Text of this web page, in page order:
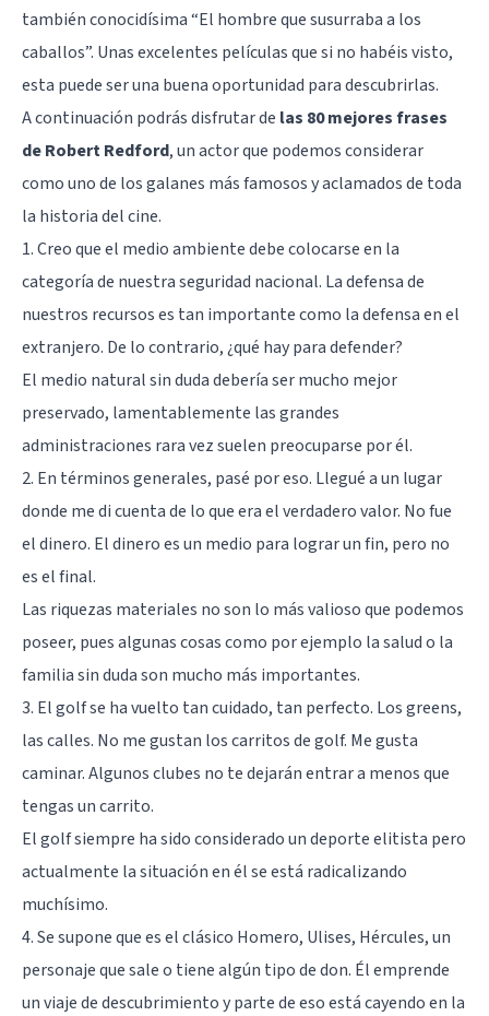
también conocidísima “El hombre que susurraba a los
caballos”. Unas excelentes películas que si no habéis visto,
esta puede ser una buena oportunidad para descubrirlas.
A continuación podrás disfrutar de las 80 mejores frases
de Robert Redford, un actor que podemos considerar
como uno de los galanes más famosos y aclamados de toda
la historia del cine.
1. Creo que el medio ambiente debe colocarse en la
categoría de nuestra seguridad nacional. La defensa de
nuestros recursos es tan importante como la defensa en el
extranjero. De lo contrario, ¿qué hay para defender?
El medio natural sin duda debería ser mucho mejor
preservado, lamentablemente las grandes
administraciones rara vez suelen preocuparse por él.
2. En términos generales, pasé por eso. Llegué a un lugar
donde me di cuenta de lo que era el verdadero valor. No fue
el dinero. El dinero es un medio para lograr un fin, pero no
es el final.
Las riquezas materiales no son lo más valioso que podemos
poseer, pues algunas cosas como por ejemplo la salud o la
familia sin duda son mucho más importantes.
3. El golf se ha vuelto tan cuidado, tan perfecto. Los greens,
las calles. No me gustan los carritos de golf. Me gusta
caminar. Algunos clubes no te dejarán entrar a menos que
tengas un carrito.
El golf siempre ha sido considerado un deporte elitista pero
actualmente la situación en él se está radicalizando
muchísimo.
4. Se supone que es el clásico Homero, Ulises, Hércules, un
personaje que sale o tiene algún tipo de don. Él emprende
un viaje de descubrimiento y parte de eso está cayendo en la